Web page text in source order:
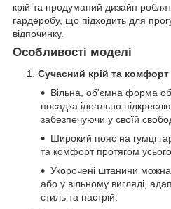
крій та продуманий дизайн
гардеробу, що підходить для
відпочинку.
Особливості моделі
Сучасний крій та комфорт
Вільна, об'ємна форма
посадка ідеально
забезпечуючи у своїй
Широкий пояс на гумці
та комфорт протягом
Укорочені штанини
або у вільному вигляді,
стиль та настрій.